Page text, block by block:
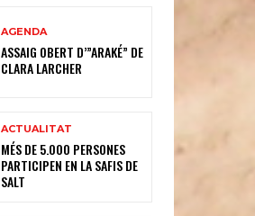
AGENDA
ASSAIG OBERT D’”ARAKÉ” DE
CLARA LARCHER
ACTUALITAT
MÉS DE 5.000 PERSONES
PARTICIPEN EN LA SAFIS DE
SALT